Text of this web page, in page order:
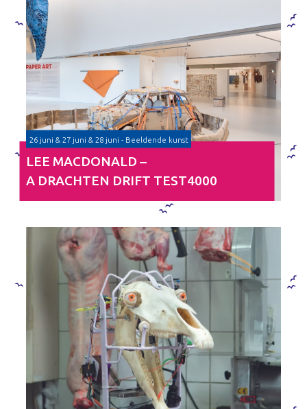
26 juni & 27 juni & 28 juni - Beeldende kunst
LEE MACDONALD –
A DRACHTEN DRIFT TEST4000